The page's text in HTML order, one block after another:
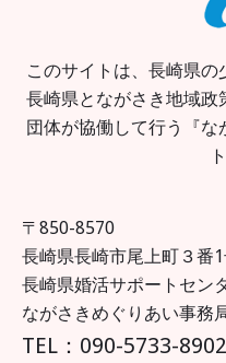
このサイトは、長崎県の
長崎県とながさき地域政
団体が協働して行う『な
〒850-8570
長崎県長崎市尾上町３番
長崎県婚活サポートセン
ながさきめぐりあい事務
TEL：090-5733-8902